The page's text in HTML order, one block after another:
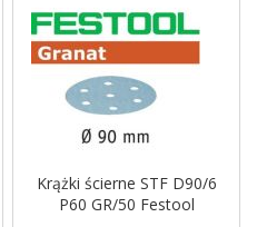
Krążki ścierne STF D90/6
P60 GR/50 Festool